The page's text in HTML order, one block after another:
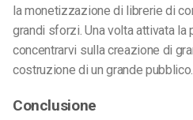
la monetizzazione di librerie di
grandi sforzi. Una volta attivata
concentrarvi sulla creazione di
costruzione di un grande pubblico.
Conclusione